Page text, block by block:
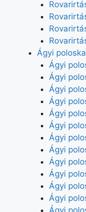
Ágyi
Ágyi
Ágyi
Ágyi
Ágyi
Ágyi
Ágyi
Ágyi
Ágyi
Ágyi
Ágyi
Ágyi
Ágyi
Ágyi